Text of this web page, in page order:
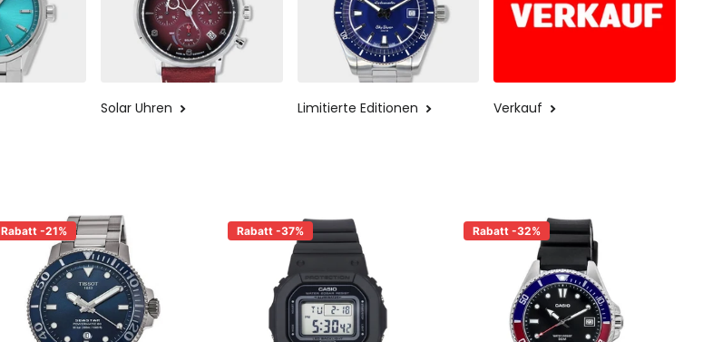
Solar Uhren Limitierte Editionen Verkauf
Rabatt -21% Rabatt -37% Rabatt -32%